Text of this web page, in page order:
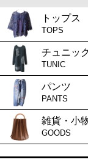
トップス
TOPS
チュニッ
TUNIC
パンツ
PANTS
雑貨・小
GOODS